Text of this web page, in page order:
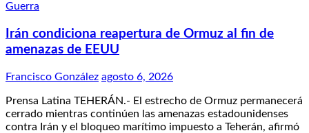
Guerra
Irán condiciona reapertura de Ormuz al fin de
amenazas de EEUU
Francisco González agosto 6, 2026
Prensa Latina TEHERÁN.- El estrecho de Ormuz permanecerá
cerrado mientras continúen las amenazas estadounidenses
contra Irán y el bloqueo marítimo impuesto a Teherán, afirmó